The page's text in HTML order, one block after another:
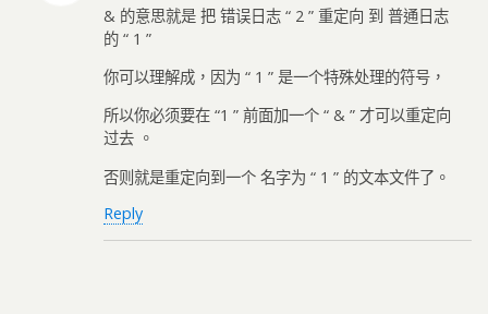
& 的意思就是 把 错误日志 “ 2 ” 重定向 到 普通日志
的 “ 1 ”
你可以理解成，因为 “ 1 ” 是一个特殊处理的符号，
所以你必须要在 “1 ” 前面加一个 “ & ” 才可以重定向
过去 。
否则就是重定向到一个 名字为 “ 1 ” 的文本文件了。
Reply